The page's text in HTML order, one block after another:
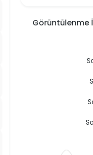
Görüntülenme